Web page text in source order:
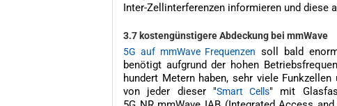
Inter-Zellinterferenzen informieren und diese
3.7 kostengünstigere Abdeckung bei mmWave
5G auf mmWave Frequenzen soll bald
benötigt aufgrund der hohen
hundert Metern haben, sehr viele
von jeder dieser "Smart Cells" mit